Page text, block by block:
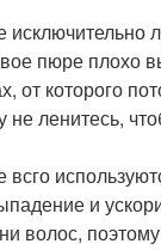
исключительно
пюре плохо
от которого
не ленитесь,
и
волос,